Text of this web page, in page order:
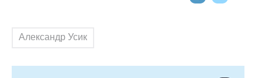
Александр Усик